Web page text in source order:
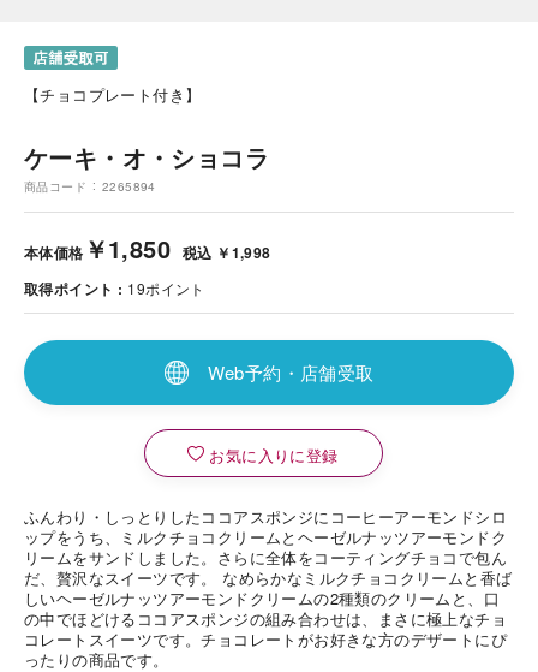
【チョコプレート付き】
ケーキ・オ・ショコラ
商品コード 2265894
本体価格 ￥1,850 税込 ￥1,998
取得ポイント
19ポイント
Web予約・店舗受取
お気に入りに登録
ふんわり・しっとりしたココアスポンジにコーヒーアーモンドシロ
ップをうち、ミルクチョコクリームとヘーゼルナッツアーモンドク
リームをサンドしました。さらに全体をコーティングチョコで包ん
だ、贅沢なスイーツです。 なめらかなミルクチョコクリームと香ば
しいヘーゼルナッツアーモンドクリームの2種類のクリームと、口
の中でほどけるココアスポンジの組み合わせは、まさに極上なチョ
コレートスイーツです。チョコレートがお好きな方のデザートにぴ
ったりの商品です。